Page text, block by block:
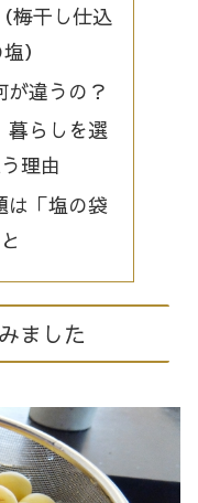
梅干し仕込
）
違うの？
暮らしを選
理由
は「塩の袋
ました